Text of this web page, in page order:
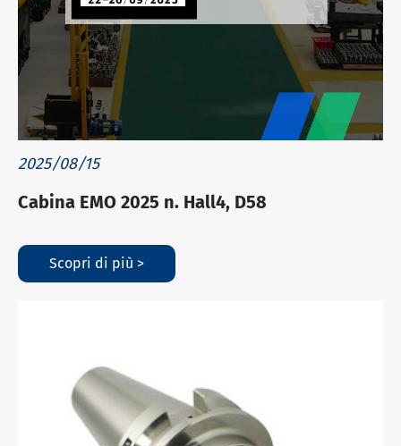
2025/08/15
Cabina EMO 2025 n. Hall4, D58
Scopri di più >